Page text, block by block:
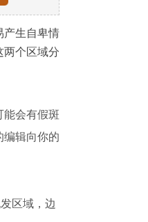
生自卑情
两个区域分
会有假斑
编辑向你的
区域，边